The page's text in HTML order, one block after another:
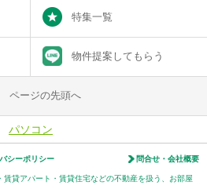
特集一覧
物件提案してもらう
ページの先頭へ
パソコン
シーポリシー 問合せ・会社概要
貸アパート・賃貸住宅などの不動産を扱う、お部屋